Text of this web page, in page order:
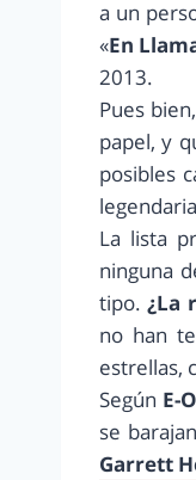
a un
«En
2013.
Pues
papel, y
posibles
La lista
ninguna
tipo.¿La
no han
estrellas,
Según E-
se
Garrett